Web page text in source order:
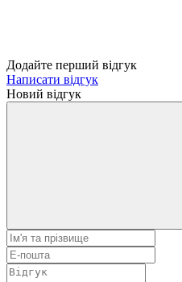
Додайте перший відгук
Написати відгук
Новий відгук